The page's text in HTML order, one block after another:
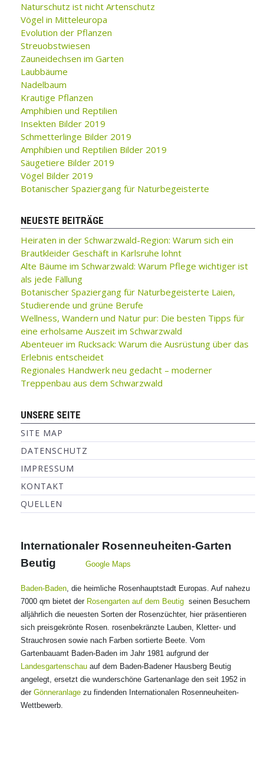
Naturschutz ist nicht Artenschutz
Vögel in Mitteleuropa
Evolution der Pflanzen
Streuobstwiesen
Zauneidechsen im Garten
Laubbäume
Nadelbaum
Krautige Pflanzen
Amphibien und Reptilien
Insekten Bilder 2019
Schmetterlinge Bilder 2019
Amphibien und Reptilien Bilder 2019
Säugetiere Bilder 2019
Vögel Bilder 2019
Botanischer Spaziergang für Naturbegeisterte
NEUESTE BEITRÄGE
Heiraten in der Schwarzwald-Region: Warum sich ein
Brautkleider Geschäft in Karlsruhe lohnt
Alte Bäume im Schwarzwald: Warum Pflege wichtiger ist
als jede Fällung
Botanischer Spaziergang für Naturbegeisterte Laien,
Studierende und grüne Berufe
Wellness, Wandern und Natur pur: Die besten Tipps für
eine erholsame Auszeit im Schwarzwald
Abenteuer im Rucksack: Warum die Ausrüstung über das
Erlebnis entscheidet
Regionales Handwerk neu gedacht – moderner
Treppenbau aus dem Schwarzwald
UNSERE SEITE
SITE MAP
DATENSCHUTZ
IMPRESSUM
KONTAKT
QUELLEN
Internationaler Rosenneuheiten-Garten
Beutig
Google Maps
Baden-Baden, die heimliche Rosenhauptstadt Europas. Auf nahezu
7000 qm bietet der Rosengarten auf dem Beutig seinen Besuchern
alljährlich die neuesten Sorten der Rosenzüchter, hier präsentieren
sich preisgekrönte Rosen. rosenbekränzte Lauben, Kletter- und
Strauchrosen sowie nach Farben sortierte Beete. Vom
Gartenbauamt Baden-Baden im Jahr 1981 aufgrund der
Landesgartenschau auf dem Baden-Badener Hausberg Beutig
angelegt, ersetzt die wunderschöne Gartenanlage den seit 1952 in
der Gönneranlage zu findenden Internationalen Rosenneuheiten-
Wettbewerb.